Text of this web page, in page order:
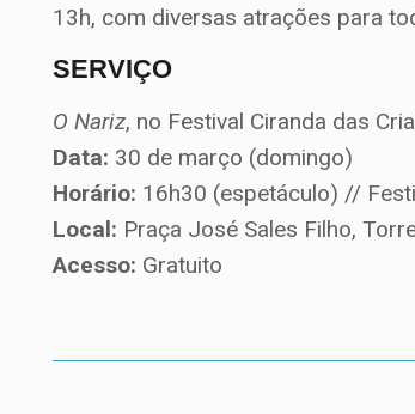
13h, com diversas atrações para
SERVIÇO
O Nariz, no Festival Ciranda das
Data: 30 de março (domingo)
Horário: 16h30 (espetáculo) //
Local: Praça José Sales Filho,
Acesso: Gratuito